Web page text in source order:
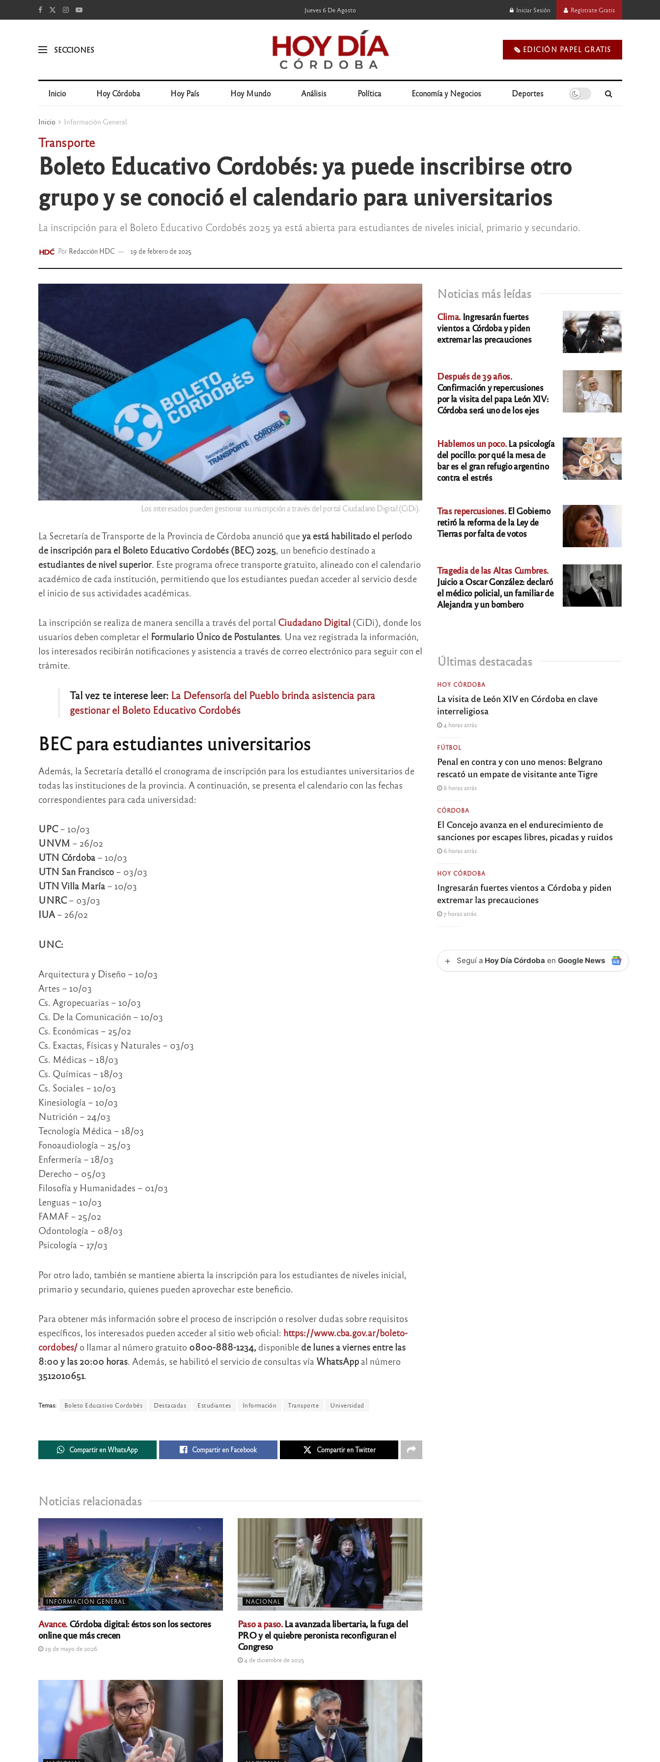
Jueves 6 De Agosto Iniciar Sesión Regístrate Gratis
SECCIONES 🗞️ EDICIÓN PAPEL GRATIS
Inicio Hoy Córdoba Hoy País Hoy Mundo Análisis Política Economía y Negocios Deportes
Inicio Información General
Transporte
Boleto Educativo Cordobés: ya puede inscribirse otro
grupo y se conoció el calendario para universitarios
La inscripción para el Boleto Educativo Cordobés 2025 ya está abierta para estudiantes de niveles inicial, primario y secundario.
Por Redacción HDC 19 de febrero de 2025
Los interesados pueden gestionar su inscripción a través del portal Ciudadano Digital (CiDi).
La Secretaría de Transporte de la Provincia de Córdoba anunció queya está habilitado el período
de inscripción para el Boleto Educativo Cordobés (BEC) 2025, un beneficio destinado a
estudiantes de nivel superior. Este programa ofrece transporte gratuito, alineado con el calendario
académico de cada institución, permitiendo que los estudiantes puedan acceder al servicio desde
el inicio de sus actividades académicas.
La inscripción se realiza de manera sencilla a través del portal Ciudadano Digital (CiDi), donde los
usuarios deben completar el Formulario Único de Postulantes. Una vez registrada la información,
los interesados recibirán notificaciones y asistencia a través de correo electrónico para seguir con el
trámite.
Tal vez te interese leer: La Defensoría del Pueblo brinda asistencia para
gestionar el Boleto Educativo Cordobés
BEC para estudiantes universitarios
Además, la Secretaría detalló el cronograma de inscripción para los estudiantes universitarios de
todas las instituciones de la provincia. A continuación, se presenta el calendario con las fechas
correspondientes para cada universidad:
UPC– 10/03
UNVM – 26/02
UTN Córdoba– 10/03
UTN San Francisco– 03/03
UTN Villa María– 10/03
UNRC– 03/03
IUA– 26/02
UNC:
Arquitectura y Diseño – 10/03
Artes – 10/03
Cs. Agropecuarias – 10/03
Cs. De la Comunicación – 10/03
Cs. Económicas – 25/02
Cs. Exactas, Físicas y Naturales – 03/03
Cs. Médicas – 18/03
Cs. Químicas – 18/03
Cs. Sociales – 10/03
Kinesiología – 10/03
Nutrición – 24/03
Tecnología Médica – 18/03
Fonoaudiología – 25/03
Enfermería – 18/03
Derecho – 05/03
Filosofía y Humanidades – 01/03
Lenguas – 10/03
FAMAF – 25/02
Odontología – 08/03
Psicología – 17/03
Por otro lado, también se mantiene abierta la inscripción para los estudiantes de niveles inicial,
primario y secundario, quienes pueden aprovechar este beneficio.
Para obtener más información sobre el proceso de inscripción o resolver dudas sobre requisitos
específicos, los interesados pueden acceder al sitio web oficial: https://www.cba.gov.ar/boleto-
cordobes/ o llamar al número gratuito 0800-888-1234, disponible de lunes a viernes entre las
8:00 y las 20:00 horas. Además, se habilitó el servicio de consultas vía WhatsAppal número
3512010651.
Temas: Boleto Educativo Cordobés Destacadas Estudiantes Información Transporte Universidad
Compartir en WhatsApp Compartir en Facebook Compartir en Twitter
Noticias relacionadas
INFORMACIÓN GENERAL
Avance.Córdoba digital: éstos son los sectores
online que más crecen
29 de mayo de 2026
NACIONAL
Paso a paso.La avanzada libertaria, la fuga del
PRO y el quiebre peronista reconfiguran el
Congreso
4 de diciembre de 2025
Noticias más leídas
Clima. Ingresarán fuertes
vientos a Córdoba y piden
extremar las precauciones
Después de 39 años.
Confirmación y repercusiones
por la visita del papa León XIV:
Córdoba será uno de los ejes
Hablemos un poco.La psicología
del pocillo: por qué la mesa de
bar es el gran refugio argentino
contra el estrés
Tras repercusiones.El Gobierno
retiró la reforma de la Ley de
Tierras por falta de votos
Tragedia de las Altas Cumbres.
Juicio a Oscar González: declaró
el médico policial, un familiar de
Alejandra y un bombero
Últimas destacadas
HOY CÓRDOBA
La visita de León XIV en Córdoba en clave
interreligiosa
4 horas atrás
FÚTBOL
Penal en contra y con uno menos: Belgrano
rescató un empate de visitante ante Tigre
6 horas atrás
CÓRDOBA
El Concejo avanza en el endurecimiento de
sanciones por escapes libres, picadas y ruidos
6 horas atrás
HOY CÓRDOBA
Ingresarán fuertes vientos a Córdoba y piden
extremar las precauciones
7 horas atrás
+ Seguí a Hoy Día Córdoba enGoogle News